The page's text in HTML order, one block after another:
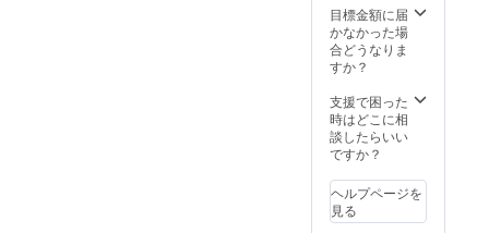
穴の水
は岐阜
県名水
50選、
は平成
の日本
名水百
選で
酒は、
700ml
になり
目標金額に届
かなかった場
合どうなりま
すか？
支援で困った
時はどこに相
談したらいい
ですか？
ヘルプページを
見る